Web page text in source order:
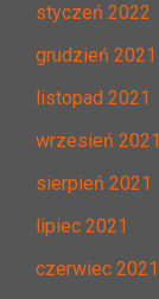
styczeń 2022
grudzień 2021
listopad 2021
wrzesień 2021
sierpień 2021
lipiec 2021
czerwiec 2021